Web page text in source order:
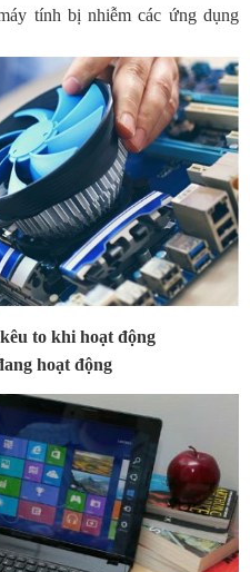
tính bị nhiễm các ứng dụng
to khi hoạt động
hoạt động